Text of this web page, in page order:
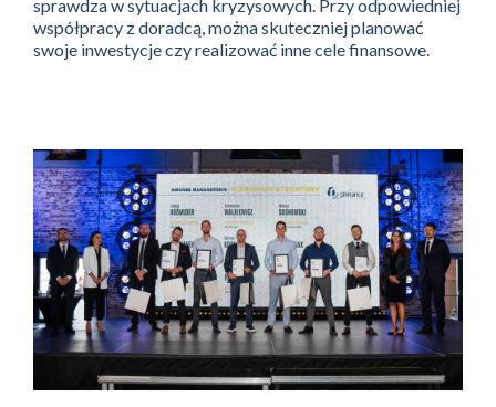
sprawdza w sytuacjach kryzysowych. Przy odpowiedniej
współpracy z doradcą, można skuteczniej planować
swoje inwestycje czy realizować inne cele finansowe.